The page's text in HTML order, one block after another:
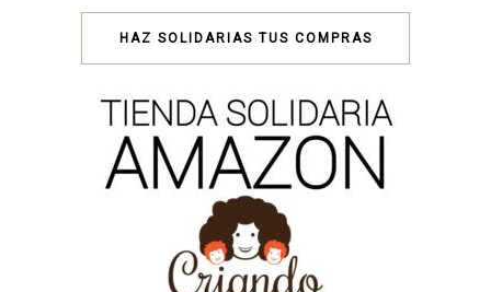
HAZ SOLIDARIAS TUS COMPRAS